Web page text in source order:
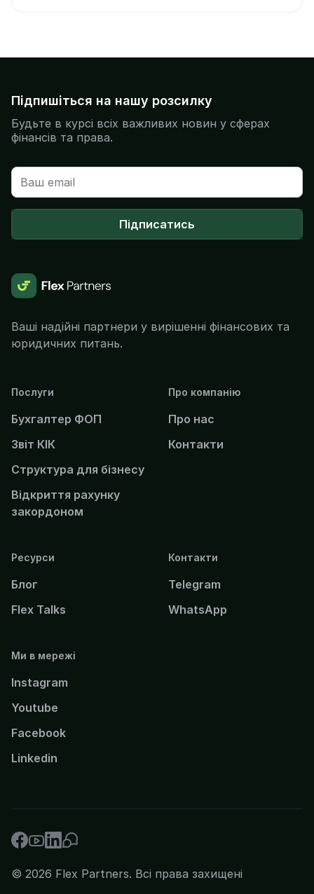
Підпишіться на нашу розсилку
Будьте в курсі всіх важливих новин у сферах
фінансів та права.
Підписатись
Ваші надійні партнери у вирішенні фінансових та
юридичних питань.
Послуги
Бухгалтер ФОП
Звіт КІК
Структура для бізнесу
Відкриття рахунку
закордоном
Про компанію
Про нас
Контакти
Ресурси
Блог
Flex Talks
Контакти
Telegram
WhatsApp
Ми в мережі
Instagram
Youtube
Facebook
Linkedin
© 2026 Flex Partners. Всі права захищені